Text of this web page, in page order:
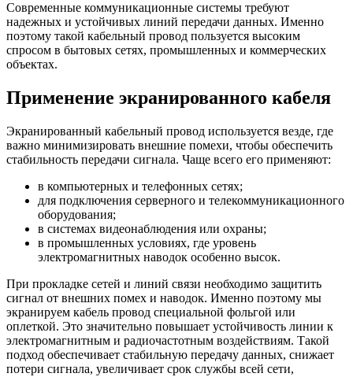
Современные коммуникационные системы требуют
надежных и устойчивых линий передачи данных. Именно
поэтому такой кабельный провод пользуется высоким
спросом в бытовых сетях, промышленных и коммерческих
объектах.
Применение экранированного кабеля
Экранированный кабельный провод используется везде, где
важно минимизировать внешние помехи, чтобы обеспечить
стабильность передачи сигнала. Чаще всего его применяют:
в компьютерных и телефонных сетях;
для подключения серверного и телекоммуникационного
оборудования;
в системах видеонаблюдения или охраны;
в промышленных условиях, где уровень
электромагнитных наводок особенно высок.
При прокладке сетей и линий связи необходимо защитить
сигнал от внешних помех и наводок. Именно поэтому мы
экранируем кабель провод специальной фольгой или
оплеткой. Это значительно повышает устойчивость линии к
электромагнитным и радиочастотным воздействиям. Такой
подход обеспечивает стабильную передачу данных, снижает
потери сигнала, увеличивает срок службы всей сети,